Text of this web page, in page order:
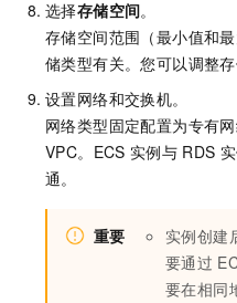
选择存储空间。
存储空间范围（最小值和
储类型有关。您可以调整
设置网络和交换机。
网络类型固定配置为专有
VPC。ECS 实例与 RDS
通。
重要 实例创建
要通过
要在相同